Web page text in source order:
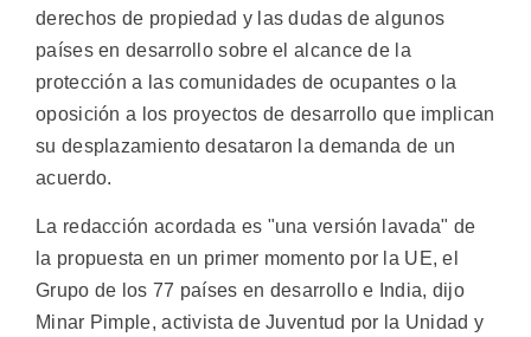
derechos de propiedad y las dudas de algunos
países en desarrollo sobre el alcance de la
protección a las comunidades de ocupantes o la
oposición a los proyectos de desarrollo que implican
su desplazamiento desataron la demanda de un
acuerdo.
La redacción acordada es "una versión lavada" de
la propuesta en un primer momento por la UE, el
Grupo de los 77 países en desarrollo e India, dijo
Minar Pimple, activista de Juventud por la Unidad y